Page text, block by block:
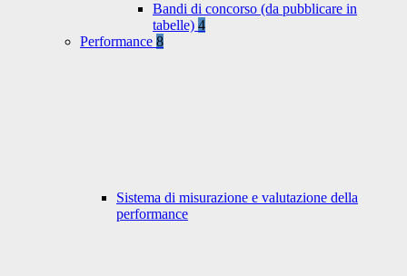
Bandi di concorso (da pubblicare in
tabelle) 4
Performance 8
Sistema di misurazione e valutazione della
performance